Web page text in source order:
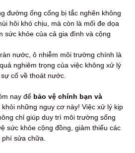
đường ống cống bị tắc nghẽn không
hôi khó chịu, mà còn là mối đe dọa
sức khỏe của cả gia đình và cộng
nước, ô nhiễm môi trường chính là
nghiêm trọng của việc không xử lý
cố về thoát nước.
nay để bảo vệ chính bạn và
khỏi những nguy cơ này! Việc xử lý kịp
chỉ giúp duy trì môi trường sống
sức khỏe cộng đồng, giảm thiểu các
sửa chữa.